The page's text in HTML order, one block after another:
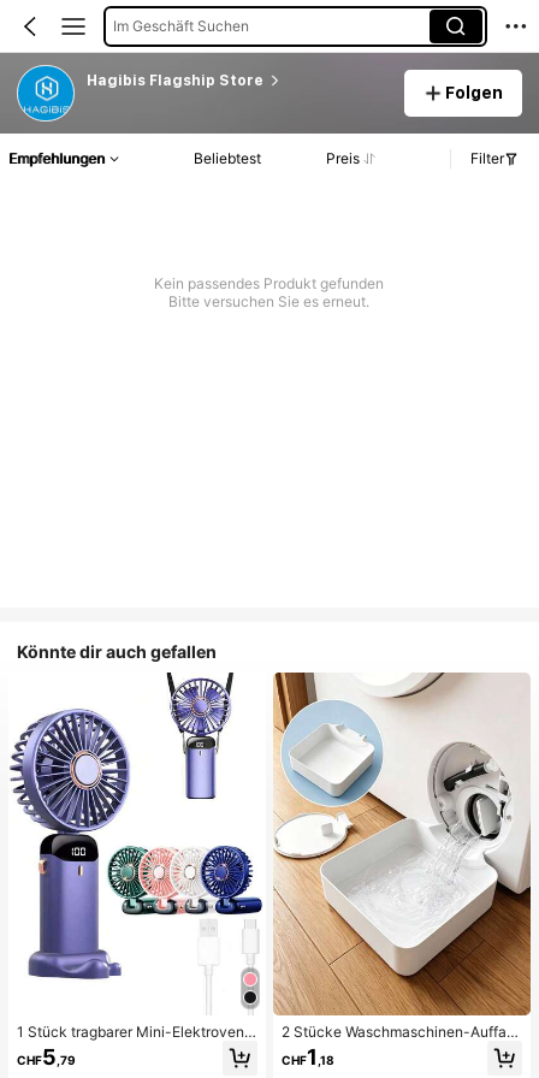
Im Geschäft Suchen
Hagibis Flagship Store
Folgen
Empfehlungen Beliebtest Preis Filter
Kein passendes Produkt gefunden
Bitte versuchen Sie es erneut.
Könnte dir auch gefallen
1 Stück tragbarer Mini-Elektroventil
ator, tragbarer USB-aufladbarer Ve
ntilator, Nackenventilator, USB-Ven
CHF5 ,79
2 Stücke Waschmaschinen-Auffan
gwanne Tropfschale, wasserdichte
Bodenschutzmatte für Waschraum,
CHF1 ,18